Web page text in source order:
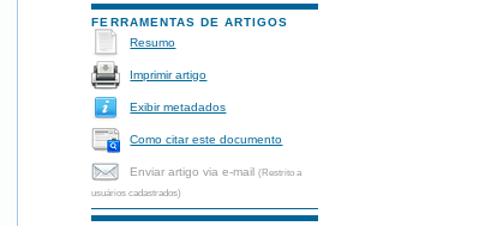
FERRAMENTAS DE ARTIGOS
Resumo
Imprimir artigo
Exibir metadados
Como citar este documento
Enviar artigo via e-mail(Restrito a
usuários cadastrados)